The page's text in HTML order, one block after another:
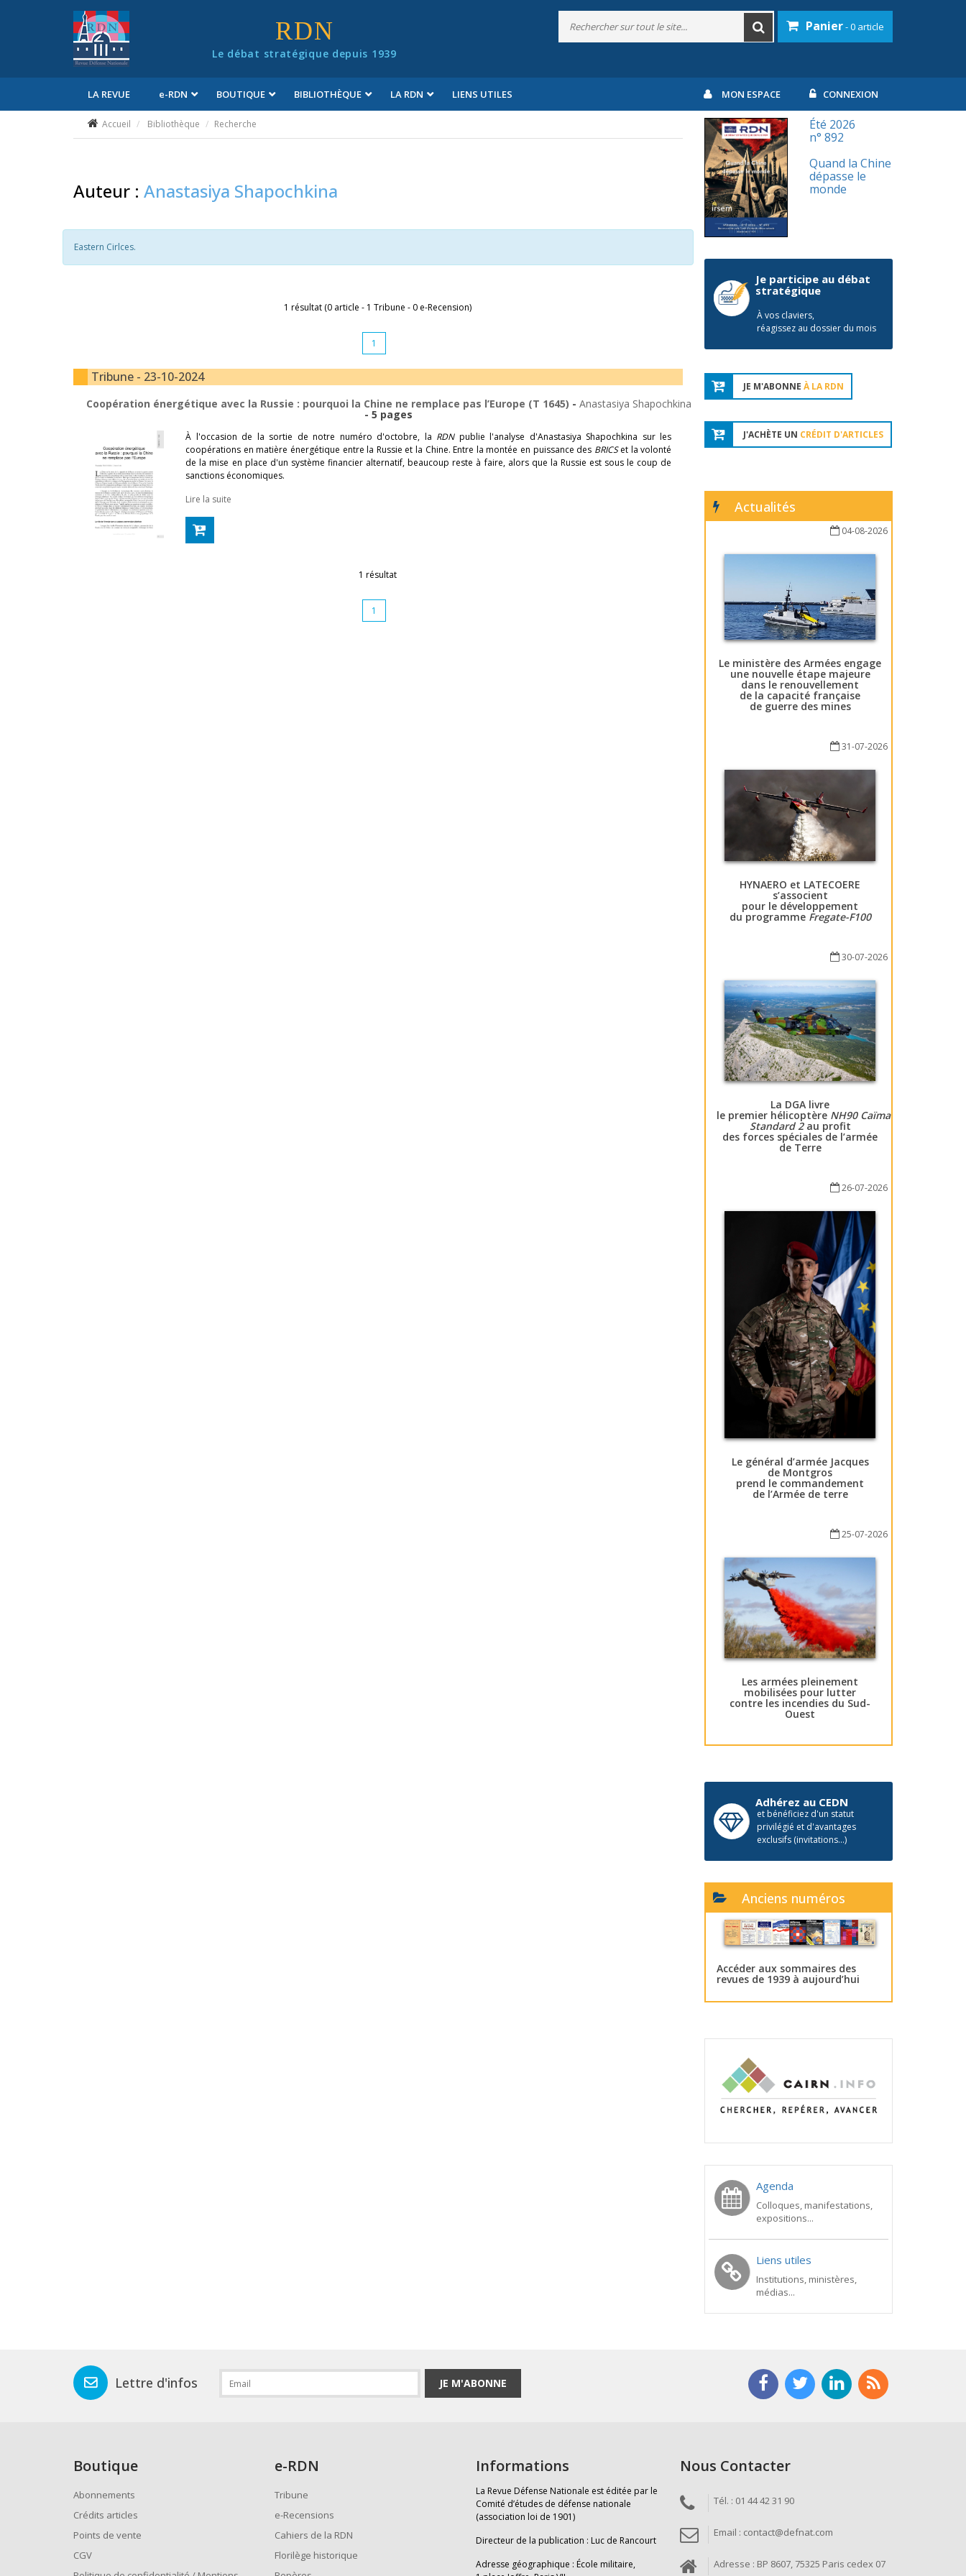
RDN
Le débat stratégique depuis 1939
Panier- 0 article
LA REVUE e-RDN BOUTIQUE BIBLIOTHÈQUE LA RDN LIENS UTILES MON ESPACE CONNEXION
Accueil Bibliothèque Recherche
Auteur : Anastasiya Shapochkina
Eastern Cirlces.
1 résultat (0 article - 1 Tribune - 0 e-Recension)
1
Tribune - 23-10-2024
Coopération énergétique avec la Russie : pourquoi la Chine ne remplace pas l’Europe (T 1645) - Anastasiya Shapochkina
- 5 pages
À l'occasion de la sortie de notre numéro d'octobre, la RDNpublie l'analyse d'Anastasiya Shapochkina sur les
coopérations en matière énergétique entre la Russie et la Chine. Entre la montée en puissance des BRICSet la volonté
de la mise en place d'un système financier alternatif, beaucoup reste à faire, alors que la Russie est sous le coup de
sanctions économiques.
Lire la suite
1 résultat
1
Été 2026
n° 892
Quand la Chine
dépasse le
monde
Je participe au débat
stratégique
À vos claviers,
réagissez au dossier du mois
JE M'ABONNE À LA RDN
J'ACHÈTE UN CRÉDIT D'ARTICLES
Actualités
04-08-2026
Le ministère des Armées engage
une nouvelle étape majeure
dans le renouvellement
de la capacité française
de guerre des mines
31-07-2026
HYNAERO et LATECOERE
s’associent
pour le développement
du programme Fregate-F100
30-07-2026
La DGA livre
le premier hélicoptère NH90 Caïman
Standard 2au profit
des forces spéciales de l’armée
de Terre
26-07-2026
Le général d’armée Jacques
de Montgros
prend le commandement
de l’Armée de terre
25-07-2026
Les armées pleinement
mobilisées pour lutter
contre les incendies du Sud-
Ouest
Adhérez au CEDN
et bénéficiez d'un statut
privilégié et d'avantages
exclusifs (invitations...)
Anciens numéros
Accéder aux sommaires des
revues de 1939 à aujourd’hui
Agenda
Colloques, manifestations,
expositions...
Liens utiles
Institutions, ministères,
médias...
Lettre d'infos JE M'ABONNE
Boutique
Abonnements
Crédits articles
Points de vente
CGV
e-RDN
Tribune
e-Recensions
Cahiers de la RDN
Florilège historique
Informations
La Revue Défense Nationale est éditée par le
Comité d’études de défense nationale
(association loi de 1901)
Directeur de la publication : Luc de Rancourt
Adresse géographique : École militaire,
Nous Contacter
Tél. : 01 44 42 31 90
Email : contact@defnat.com
Adresse : BP 8607, 75325 Paris cedex 07